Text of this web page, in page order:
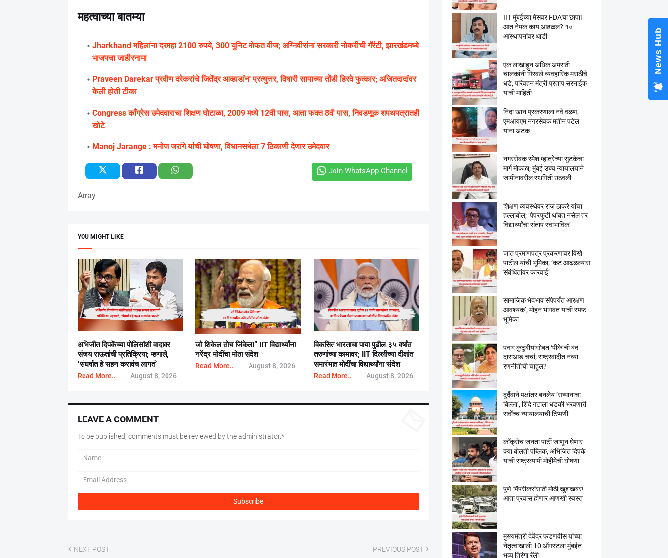
महत्वाच्या बातम्या
Jharkhand महिलांना दरमहा 2100 रुपये, 300 युनिट मोफत वीज; अग्निवीरांना सरकारी नोकरीची गॅरंटी, झारखंडमध्ये
भाजपचा जाहीरनामा
Praveen Darekar प्रवीण दरेकरांचे जितेंद्र आव्हाडांना प्रत्युत्तर, विषारी सापाच्या तोंडी हिरवे फुत्कार; अजितदादांवर
केली होती टीका
Congress काँग्रेस उमेदवाराचा शिक्षण घोटाळा, 2009 मध्ये 12वी पास, आता फक्त 8वी पास, निवडणूक शपथपत्रातही
खोटे
Manoj Jarange : मनोज जरांगे यांची घोषणा, विधानसभेला 7 ठिकाणी देणार उमेदवार
Join WhatsApp Channel
Array
YOU MIGHT LIKE
अभिजीत दिपकेंच्या पोलिसांशी वादावर
संजय राऊतांची प्रतिक्रिया; म्हणाले,
‘संघर्षात हे सहन करावंच लागतं’
Read More.. August 8, 2026
जो शिकेल तोच जिंकेल!” IIT विद्यार्थ्यांना
नरेंद्र मोदींचा मोठा संदेश
Read More.. August 8, 2026
विकसित भारताचा पाया पुढील ३५ वर्षांत
तरुणांच्या कामावर; IIT दिल्लीच्या दीक्षांत
समारंभात मोदींचा विद्यार्थ्यांना संदेश
Read More.. August 8, 2026
LEAVE A COMMENT
To be published, comments must be reviewed by the administrator.*
NEXT POST PREVIOUS POST
IIT मुंबईच्या मेसवर FDAचा छापा!
आत नेमकं काय आढळलं? १०
आस्थापनांवर धाडी
एक लाखांहून अधिक अमराठी
चालकांनी गिरवले व्यवहारिक मराठीचे
धडे, परिवहन मंत्री प्रताप सरनाईक
यांची माहिती
निदा खान प्रकरणाला नवे वळण;
एमआयएम नगरसेवक मतीन पटेल
यांना अटक
नगरसेवक रमेश म्हात्रेच्या सुटकेचा
मार्ग मोकळा; मुंबई उच्च न्यायालयाने
जामीनावरील स्थगिती उठवली
शिक्षण व्यवस्थेवर राज ठाकरे यांचा
हल्लाबोल; ‘पेपरफुटी थांबत नसेल तर
विद्यार्थ्यांचा संताप स्वाभाविक’
जात प्रमाणपत्र प्रकरणावर विखे
पाटील यांची भूमिका; ‘कट आढळल्यास
संबंधितांवर कारवाई’
सामाजिक भेदभाव संपेपर्यंत आरक्षण
आवश्यक’; मोहन भागवत यांची स्पष्ट
भूमिका
पवार कुटुंबीयांसोबत ‘पीके’ची बंद
दाराआड चर्चा; राष्ट्रवादीत नव्या
रणनीतीची चाहूल?
दुर्दैवाने पक्षांतर बनलेय ‘सन्मानाचा
बिल्ला’, शिंदे गटाला धडकी भरवणारी
सर्वाेच्च न्यायालयाची टिप्पणी
काॅक्राेच जनता पार्टी जाणून घेणार
क्या बाेलती पब्लिक, अभिजित दिपके
यांची राष्ट्रव्यापी माेहीमेची घाेषणा
पुणे-पिंपरीकरांसाठी मोठी खुशखबर!
आता प्रवास होणार आणखी स्वस्त
मुख्यमंत्री देवेंद्र फडणवीस यांच्या
नेतृत्वाखाली 10 ऑगस्टला मुंबईत
भव्य तिरंगा रॅली
News Hub